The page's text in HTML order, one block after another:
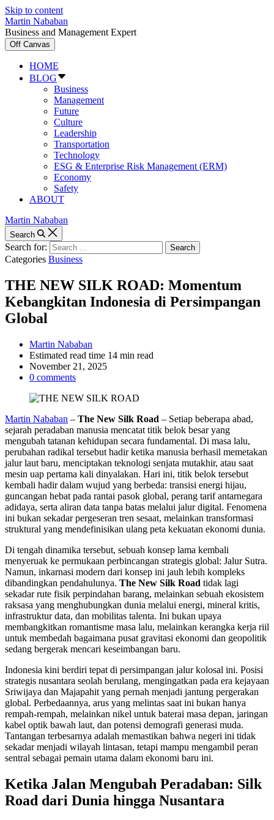
Skip to content
Martin Nababan
Business and Management Expert
Off Canvas
HOME
BLOG
Business
Management
Future
Culture
Leadership
Transportation
Technology
ESG & Enterprise Risk Management (ERM)
Economy
Safety
ABOUT
Martin Nababan
Search
Search for:
Categories Business
THE NEW SILK ROAD: Momentum
Kebangkitan Indonesia di Persimpangan
Global
Martin Nababan
Estimated read time 14 min read
November 21, 2025
0 comments
Martin Nababan – The New Silk Road – Setiap beberapa abad,
sejarah peradaban manusia mencatat titik belok besar yang
mengubah tatanan kehidupan secara fundamental. Di masa lalu,
perubahan radikal tersebut hadir ketika manusia berhasil memetakan
jalur laut baru, menciptakan teknologi senjata mutakhir, atau saat
mesin uap pertama kali dinyalakan. Hari ini, titik belok tersebut
kembali hadir dalam wujud yang berbeda: transisi energi hijau,
guncangan hebat pada rantai pasok global, perang tarif antarnegara
adidaya, serta aliran data tanpa batas melalui jalur digital. Fenomena
ini bukan sekadar pergeseran tren sesaat, melainkan transformasi
struktural yang mendefinisikan ulang peta kekuatan ekonomi dunia.
Di tengah dinamika tersebut, sebuah konsep lama kembali
menyeruak ke permukaan perbincangan strategis global: Jalur Sutra.
Namun, inkarnasi modern dari konsep ini jauh lebih kompleks
dibandingkan pendahulunya. The New Silk Road tidak lagi
sekadar rute fisik perpindahan barang, melainkan sebuah ekosistem
raksasa yang menghubungkan dunia melalui energi, mineral kritis,
infrastruktur data, dan mobilitas talenta. Ini bukan upaya
membangkitkan romantisme masa lalu, melainkan kerangka kerja riil
untuk membedah bagaimana pusat gravitasi ekonomi dan geopolitik
sedang bergerak mencari keseimbangan baru.
Indonesia kini berdiri tepat di persimpangan jalur kolosal ini. Posisi
strategis nusantara seolah berulang, mengingatkan pada era kejayaan
Sriwijaya dan Majapahit yang pernah menjadi jantung pergerakan
global. Perbedaannya, arus yang melintas saat ini bukan hanya
rempah-rempah, melainkan nikel untuk baterai masa depan, jaringan
kabel optik bawah laut, dan potensi demografi generasi muda.
Tantangan terbesarnya adalah memastikan bahwa negeri ini tidak
sekadar menjadi wilayah lintasan, tetapi mampu mengambil peran
sentral sebagai pemain utama dalam ekonomi baru ini.
Ketika Jalan Mengubah Peradaban: Silk
Road dari Dunia hingga Nusantara